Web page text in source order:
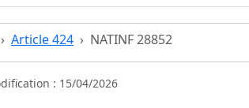
Article 424 NATINF 28852
: 15/04/2026